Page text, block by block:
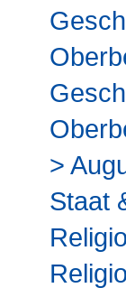
>
Staat